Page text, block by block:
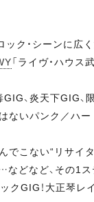
ク・シーンに広
「ライヴ・ハウス
、炎天下GIG
ないパンク／ハー
こない“リサイタ
などなど、その1
クGIG！大正琴